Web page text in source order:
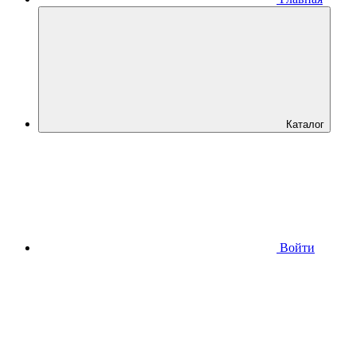
Каталог
Войти